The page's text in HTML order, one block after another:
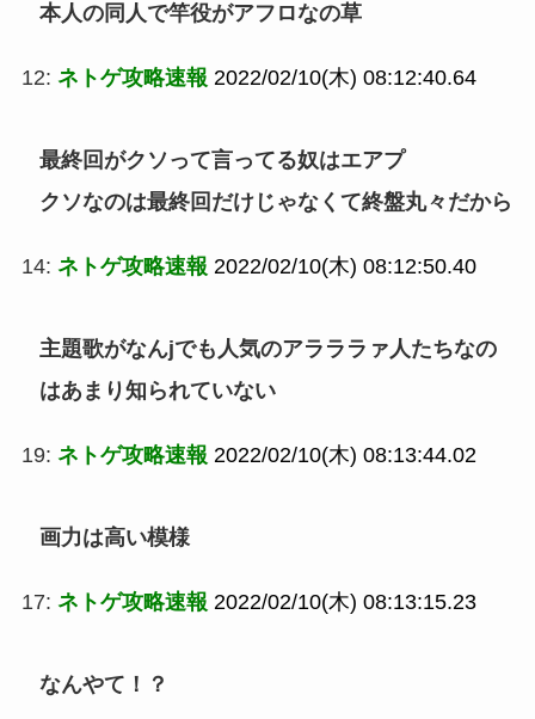
本人の同人で竿役がアフロなの草
12: ネトゲ攻略速報 2022/02/10(木) 08:12:40.64
最終回がクソって言ってる奴はエアプ
クソなのは最終回だけじゃなくて終盤丸々だから
14: ネトゲ攻略速報 2022/02/10(木) 08:12:50.40
主題歌がなんjでも人気のアラララァ人たちなの
はあまり知られていない
19: ネトゲ攻略速報 2022/02/10(木) 08:13:44.02
画力は高い模様
17: ネトゲ攻略速報 2022/02/10(木) 08:13:15.23
なんやて！？